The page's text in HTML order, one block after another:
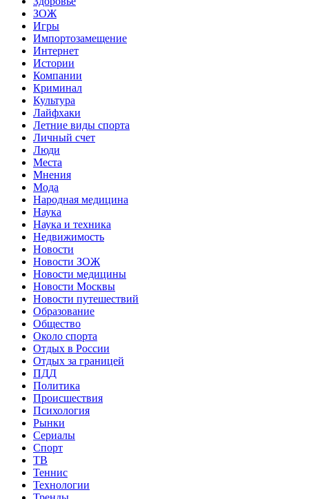
ЗОЖ
Игры
Импортозамещение
Интернет
Истории
Компании
Криминал
Культура
Лайфхаки
Летние виды спорта
Личный счет
Люди
Места
Мнения
Мода
Народная медицина
Наука
Наука и техника
Недвижимость
Новости
Новости ЗОЖ
Новости медицины
Новости Москвы
Новости путешествий
Образование
Общество
Около спорта
Отдых в России
Отдых за границей
ПДД
Политика
Происшествия
Психология
Рынки
Сериалы
Спорт
ТВ
Теннис
Технологии